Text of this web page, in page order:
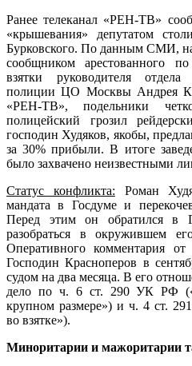
Ранее телеканал «РЕН-ТВ»
«крышевания» депутатом
Бурковского. По данным СМИ,
сообщником арестованного
взятки руководителя отдела
полиции ЦО Москвы Андрея
«РЕН-ТВ», подельники
полицейский грозил
господин Худяков, якобы,
за 30% прибыли. В итоге
было захвачено неизвестными
Статус конфликта: Роман
мандата в Госдуме и
Перед этим он обратился в
разобраться в окружившем
Оперативного комментария
Господин Красноперов в
судом на два месяца. В его
дело по ч. 6 ст. 290 УК РФ
крупном размере») и ч. 4 ст.
во взятке»).
Миноритарии и мажоритарии